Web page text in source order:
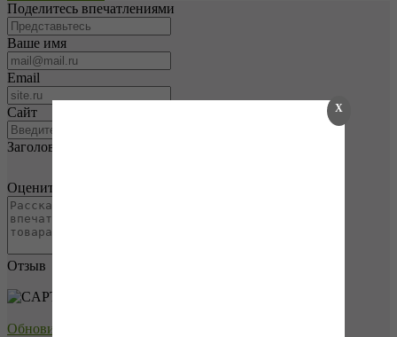
Поделитесь впечатлениями
Ваше имя
Email
Сайт
Заголовок
Оцените товар
Отзыв
Обновить капчу (CAPTCHA)
X